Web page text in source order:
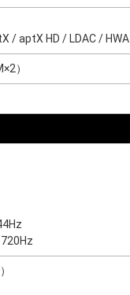
/ aptX HD / LDAC / HWA
）